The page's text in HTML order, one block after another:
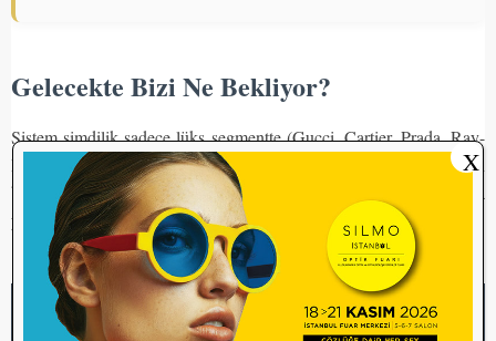
Gelecekte Bizi Ne Bekliyor?
Sistem şimdilik sadece lüks segmentte (Gucci, Cartier, Prada, Ray-
Ban’in özel serileri vb.) yaygınlaşsa da, uzmanlar bu teknolojinin
birkaç yıl içinde tüm optik çerçeve ve güneş gözlüğü pazarına
yayılacağını öngörüyor.
Gözlükçülük mesleğinin dijitalleşen bu yeni yüzü, sadece bir satış
X